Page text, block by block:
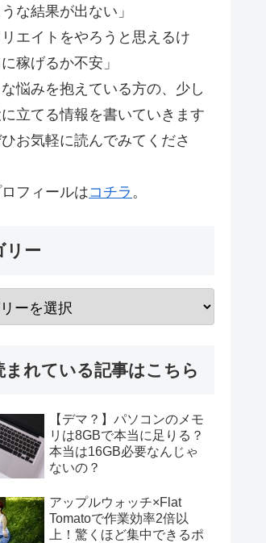
な結果が出ない」
リエイトをやろうと思えるけ
稼げるか不安」
悩みを抱えている方の、少し
立てる情報を書いていきます
お気軽に読んでみてくださ
フィールはコチラ 。
リー
まれている記事はこちら
【デマ？】パソコンのメモ
リは8GBで本当に足りる？
本当は16GB必要なんじゃ
ないの？
アップルウォッチ×Flat
Tomatoで作業効率2倍以
上！驚くほど集中できるポ